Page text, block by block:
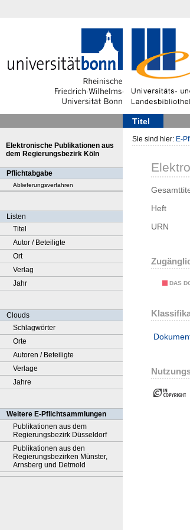
Titel
Elektronische Publikationen aus
dem Regierungsbezirk Köln
Pflichtabgabe
Ablieferungsverfahren
Listen
Titel
Autor / Beteiligte
Ort
Verlag
Jahr
Clouds
Schlagwörter
Orte
Autoren / Beteiligte
Verlage
Jahre
Weitere E-Pflichtsammlungen
Publikationen aus dem
Regierungsbezirk Düsseldorf
Publikationen aus den
Regierungsbezirken Münster,
Arnsberg und Detmold
Sie sind hier: E-
Heft
URN
DAS